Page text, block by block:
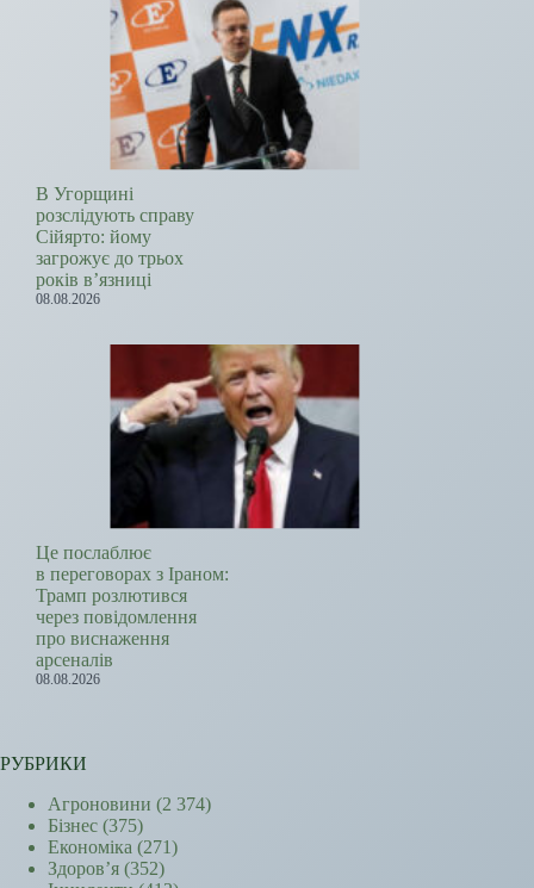
В Угорщині
розслідують справу
Сійярто: йому
загрожує до трьох
років в’язниці
08.08.2026
Це послаблює
в переговорах з Іраном:
Трамп розлютився
через повідомлення
про виснаження
арсеналів
08.08.2026
РУБРИКИ
Агроновини (2 374)
Бізнес (375)
Економіка (271)
Здоров’я (352)